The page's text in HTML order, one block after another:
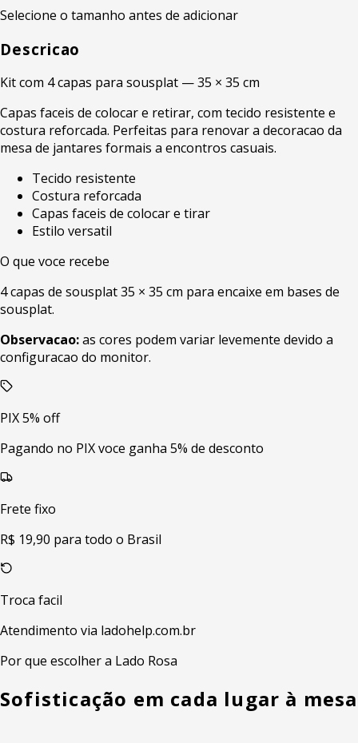
Selecione o tamanho antes de adicionar
Descricao
Kit com 4 capas para sousplat — 35 × 35 cm
Capas faceis de colocar e retirar, com tecido resistente e
costura reforcada. Perfeitas para renovar a decoracao da
mesa de jantares formais a encontros casuais.
Tecido resistente
Costura reforcada
Capas faceis de colocar e tirar
Estilo versatil
O que voce recebe
4 capas de sousplat 35 × 35 cm para encaixe em bases de
sousplat.
Observacao:as cores podem variar levemente devido a
configuracao do monitor.
PIX 5% off
Pagando no PIX voce ganha 5% de desconto
Frete fixo
R$ 19,90 para todo o Brasil
Troca facil
Atendimento via ladohelp.com.br
Por que escolher a Lado Rosa
Sofisticação em cada lugar à mesa